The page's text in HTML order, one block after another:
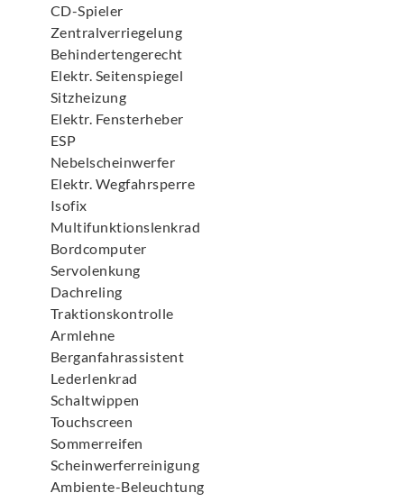
CD-Spieler
Zentralverriegelung
Behindertengerecht
Elektr. Seitenspiegel
Sitzheizung
Elektr. Fensterheber
ESP
Nebelscheinwerfer
Elektr. Wegfahrsperre
Isofix
Multifunktionslenkrad
Bordcomputer
Servolenkung
Dachreling
Traktionskontrolle
Armlehne
Berganfahrassistent
Lederlenkrad
Schaltwippen
Touchscreen
Sommerreifen
Scheinwerferreinigung
Ambiente-Beleuchtung